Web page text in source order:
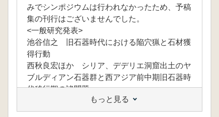
みでシンポジウムは行われなかったため、予稿
集の刊行はございませんでした。
<一般研究発表>
池谷信之 旧石器時代における陥穴猟と石材獲
得行動
西秋良宏ほか シリア、デデリエ洞窟出土のヤ
ブルディアン石器群と西アジア前中期旧石器時
代移行期の諸問題
<ポスターセッション>
工藤雄一郎 日本列島における土器出現期の較
もっと見る